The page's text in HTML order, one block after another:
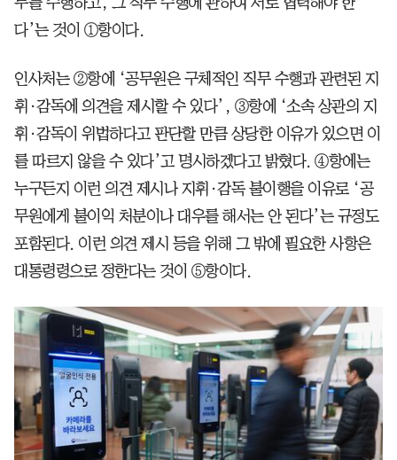
다’는 것이 ①항이다.
인사처는 ②항에 ‘공무원은 구체적인 직무 수행과 관련된 지
휘·감독에 의견을 제시할 수 있다’, ③항에 ‘소속 상관의 지
휘·감독이 위법하다고 판단할 만큼 상당한 이유가 있으면 이
를 따르지 않을 수 있다’고 명시하겠다고 밝혔다. ④항에는
누구든지 이런 의견 제시나 지휘·감독 불이행을 이유로 ‘공
무원에게 불이익 처분이나 대우를 해서는 안 된다’는 규정도
포함된다. 이런 의견 제시 등을 위해 그 밖에 필요한 사항은
대통령령으로 정한다는 것이 ⑤항이다.